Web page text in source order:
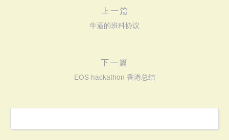
上一篇
牛逼的班科协议
下一篇
EOS hackathon 香港总结